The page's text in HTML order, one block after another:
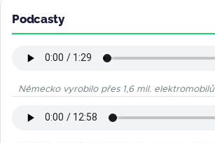
Podcasty
Německo vyrobilo přes 1,6 mil. elektromobilů